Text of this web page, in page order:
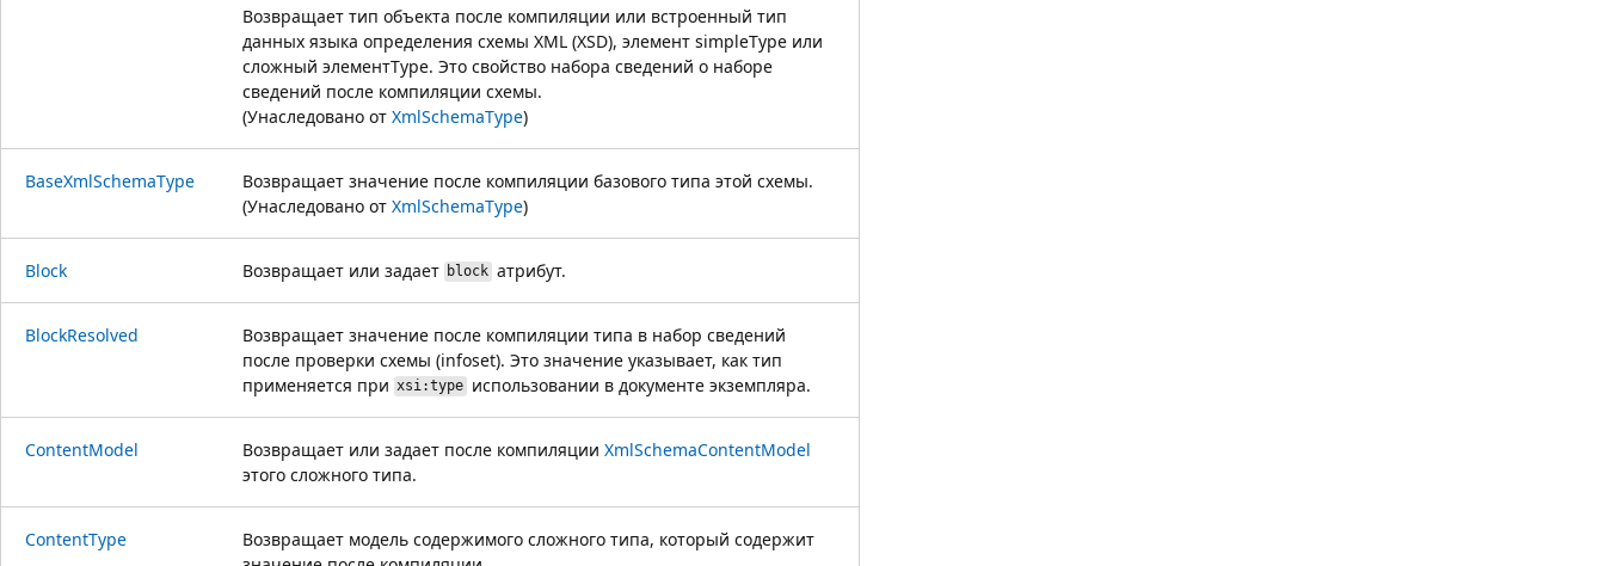
Возвращает тип объекта после компиляции или встроенный тип
данных языка определения схемы XML (XSD), элемент simpleType или
сложный элементType. Это свойство набора сведений о наборе
сведений после компиляции схемы.
(Унаследовано от XmlSchemaType)
BaseXmlSchemaType
Возвращает значение после компиляции базового типа этой схемы.
(Унаследовано от XmlSchemaType)
Block Возвращает или задает blockатрибут.
BlockResolved
Возвращает значение после компиляции типа в набор сведений
после проверки схемы (infoset). Это значение указывает, как тип
применяется при xsi:type использовании в документе экземпляра.
ContentModel Возвращает или задает после компиляции XmlSchemaContentModel
этого сложного типа.
ContentType
Возвращает модель содержимого сложного типа, который содержит